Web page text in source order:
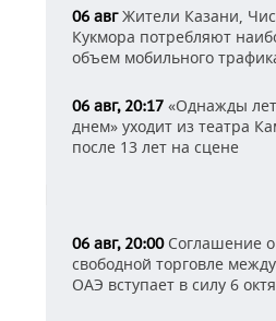
06 авгЖители Казани,
Кукмора потребляют
объем мобильного
06 авг, 20:17 «Однажды
днем» уходит из театра
после 13 лет на сцене
06 авг, 20:00Соглашение о
свободной торговле
ОАЭ вступает в силу 6